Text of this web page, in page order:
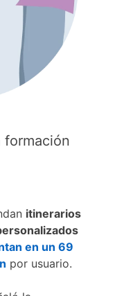
formación
itinerarios
en un 69
opens in a new tab
por usuario.